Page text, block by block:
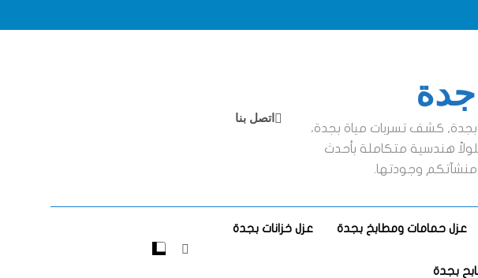
الفرق بين عزل الخزانات الأرضية والعلوية بجدة
كشف تسربات مياة بجدة،
هندسية متكاملة بأحدث
وجودتها.
اتصل بنا
عزل حمامات ومطابخ بجدة عزل خزانات بجدة
بجدة